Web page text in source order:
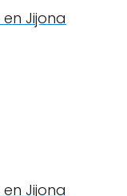
Jijona
Jijona